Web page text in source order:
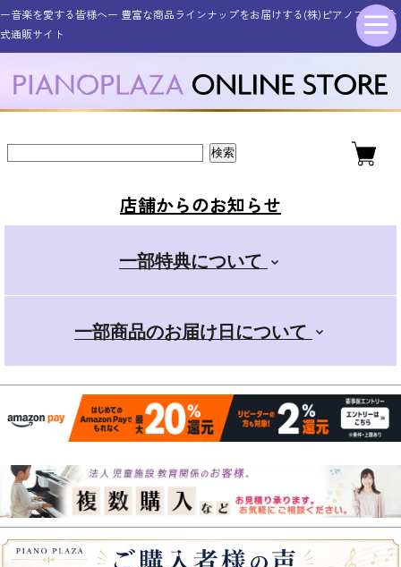
ー音楽を愛する皆様へー 豊富な商品ラインナップをお届けする(株)ピアノプラザ公
式通販サイト
YAMAHA ヤマハ
Roland ローランド
CASIO カシオ
KORG コルグ
Roland ローランド
新品アップライトピアノ
ELEDORA エレドラ
Roland ローランド
Pearl パール
ドラムアクセサリー
ギター・ベース
アコースティックギター
金管楽器
弦楽器
電子管楽器
電子楽器
マイク
スタンダード
+スマホ
カンタン
ピアノ用
その他取扱商品
店舗からのお知らせ
一部特典について
一部商品のお届け日について